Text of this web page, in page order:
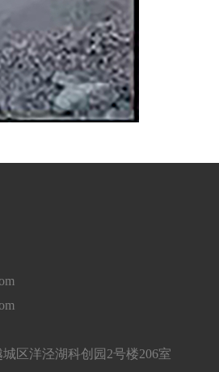
区洋泾湖科创园2号楼206室